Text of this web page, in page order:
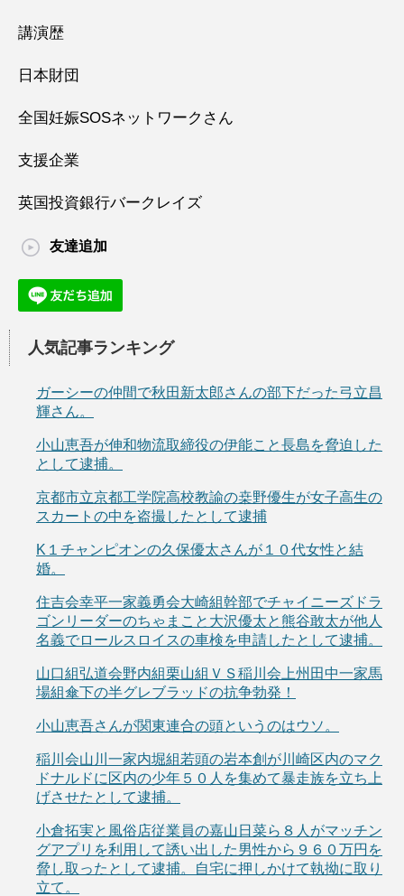
講演歴
日本財団
全国妊娠SOSネットワークさん
支援企業
英国投資銀行バークレイズ
友達追加
人気記事ランキング
ガーシーの仲間で秋田新太郎さんの部下だった弓立昌
輝さん。
小山恵吾が伸和物流取締役の伊能こと長島を脅迫した
として逮捕。
京都市立京都工学院高校教諭の桒野優生が女子高生の
スカートの中を盗撮したとして逮捕
K１チャンピオンの久保優太さんが１０代女性と結
婚。
住吉会幸平一家義勇会大崎組幹部でチャイニーズドラ
ゴンリーダーのちゃまこと大沢優太と熊谷敢太が他人
名義でロールスロイスの車検を申請したとして逮捕。
山口組弘道会野内組栗山組ＶＳ稲川会上州田中一家馬
場組傘下の半グレブラッドの抗争勃発！
小山恵吾さんが関東連合の頭というのはウソ。
稲川会山川一家内堀組若頭の岩本創が川崎区内のマク
ドナルドに区内の少年５０人を集めて暴走族を立ち上
げさせたとして逮捕。
小倉拓実と風俗店従業員の嘉山日菜ら８人がマッチン
グアプリを利用して誘い出した男性から９６０万円を
脅し取ったとして逮捕。自宅に押しかけて執拗に取り
立て。